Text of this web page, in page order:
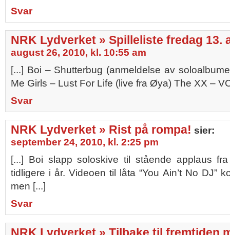
Svar
NRK Lydverket » Spilleliste fredag 13.
august 26, 2010, kl. 10:55 am
[...] Boi – Shutterbug (anmeldelse av
Me Girls – Lust For Life (live fra Øya) The XX –
Svar
NRK Lydverket » Rist på rompa! sier:
september 24, 2010, kl. 2:25 pm
[...] Boi slapp soloskive til stående applaus
tidligere i år. Videoen til låta “You Ain’t No DJ”
men [...]
Svar